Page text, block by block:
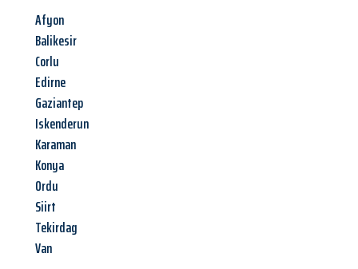
Afyon
Balikesir
Corlu
Edirne
Gaziantep
Iskenderun
Karaman
Konya
Ordu
Siirt
Tekirdag
Van